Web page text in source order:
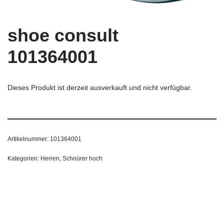
shoe consult
101364001
Dieses Produkt ist derzeit ausverkauft und nicht verfügbar.
Artikelnummer: 101364001
Kategorien: Herren Schnürer hoch